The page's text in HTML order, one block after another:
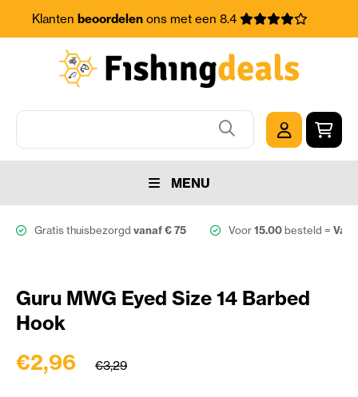
Klanten beoordelenons met een 8.4
MENU
Gratis thuisbezorgd vanaf € 75 Voor15.00besteld =
Guru MWG Eyed Size 14 Barbed
Hook
€2,96 €3,29